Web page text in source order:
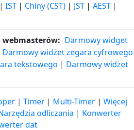
| IST | Chiny (CST) | JST | AEST |
webmasterów: Darmowy widget
Darmowy widżet zegara cyfrowego
tekstowego | Darmowy widżet
| Timer | Multi-Timer | Więcej
odliczania | Konwerter
dat